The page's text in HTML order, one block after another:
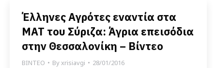
Έλληνες Αγρότες εναντία στα
ΜΑΤ του Σύριζα: Άγρια επεισόδια
στην Θεσσαλονίκη – Βίντεο
ΒΙΝΤΕΟ Byxrisiavgi 28/01/2016